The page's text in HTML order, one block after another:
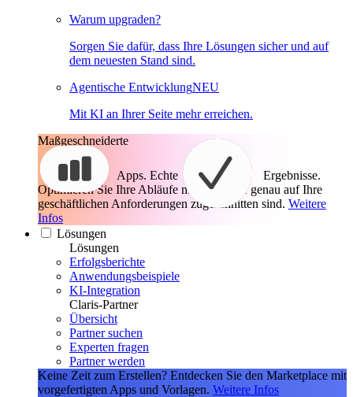
Warum upgraden?
Sorgen Sie dafür, dass Ihre Lösungen sicher und auf
dem neuesten Stand sind.
Agentische EntwicklungNEU
Mit KI an Ihrer Seite mehr erreichen.
Maßgeschneiderte
Apps. Echte
Ergebnisse.
Optimieren Sie Ihre Abläufe mit Apps, die genau auf Ihre
geschäftlichen Anforderungen zugeschnitten sind. Weitere
Infos
Lösungen
Lösungen
Erfolgsberichte
Anwendungsbeispiele
KI-Integration
Claris-Partner
Übersicht
Partner suchen
Experten fragen
Partner werden
Keine Zeit zum Erstellen? Entdecken Sie den Marketplace mit
vorgefertigten Apps und Vorlagen. Weitere Infos